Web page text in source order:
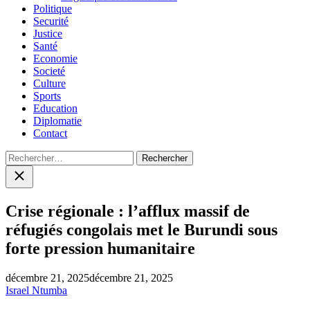
Politique
Securité
Justice
Santé
Economie
Societé
Culture
Sports
Education
Diplomatie
Contact
Rechercher :
Close
search
Crise régionale : l’afflux massif de
réfugiés congolais met le Burundi sous
forte pression humanitaire
décembre 21, 2025décembre 21, 2025
Israel Ntumba